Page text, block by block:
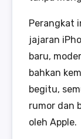
Perangkat
jajaran
baru,
bahkan
begitu,
rumor dan
oleh Apple.